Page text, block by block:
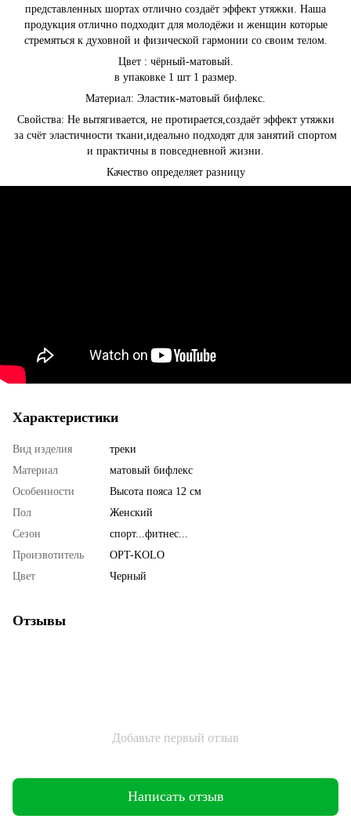
представленных шортах отлично создаёт эффект утяжки. Наша
продукция отлично подходит для молодёжи и женщин которые
стремяться к духовной и физической гармонии со своим телом.
Цвет : чёрный-матовый.
в упаковке 1 шт 1 размер.
Материал: Эластик-матовый бифлекс.
Свойства: Не вытягивается, не протирается,создаёт эффект утяжки
за счёт эластичности ткани,идеально подходят для занятий спортом
и практичны в повседневной жизни.
Качество определяет разницу
Характеристики
Вид изделия
треки
Материал
матовый бифлекс
Особенности
Высота пояса 12 см
Пол
Женский
Сезон
спорт...фитнес...
Произвотитель
OPT-KOLO
Цвет
Черный
Отзывы
Добавьте первый отзыв
Написать отзыв